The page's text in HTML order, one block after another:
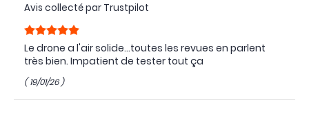
Avis collecté par Trustpilot
Le drone a l'air solide...toutes les revues en parlent
très bien. Impatient de tester tout ça
( 19/01/26 )